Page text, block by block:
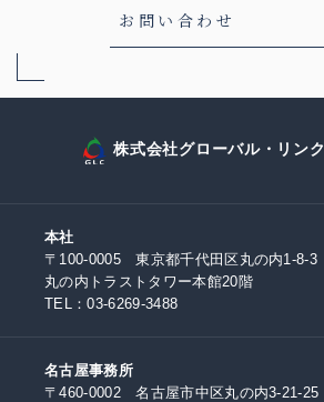
お問い合わせ
株式会社グローバル・リンク
本社
〒100-0005 東京都千代田区丸の内1-8-3
丸の内トラストタワー本館20階
TEL：03-6269-3488
名古屋事務所
〒460-0002 名古屋市中区丸の内3-21-25